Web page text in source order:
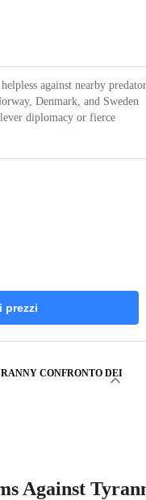
against nearby
Denmark, and Sweden
diplomacy or fierce
prezzi
CONFRONTO DEI
Against